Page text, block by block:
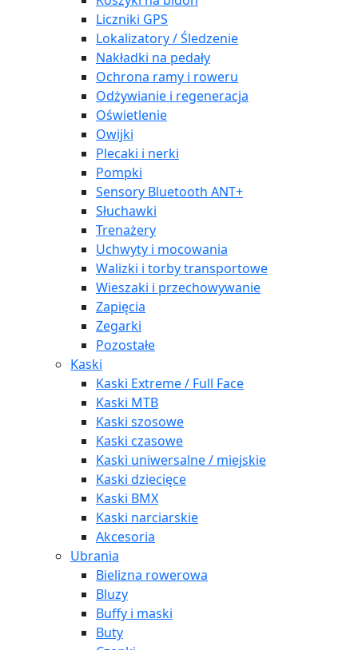
Liczniki GPS
Lokalizatory / Śledzenie
Nakładki na pedały
Ochrona ramy i roweru
Odżywianie i regeneracja
Oświetlenie
Owijki
Plecaki i nerki
Pompki
Sensory Bluetooth ANT+
Słuchawki
Trenażery
Uchwyty i mocowania
Walizki i torby transportowe
Wieszaki i przechowywanie
Zapięcia
Zegarki
Pozostałe
Kaski
Kaski Extreme / Full Face
Kaski MTB
Kaski szosowe
Kaski czasowe
Kaski uniwersalne / miejskie
Kaski dziecięce
Kaski BMX
Kaski narciarskie
Akcesoria
Ubrania
Bielizna rowerowa
Bluzy
Buffy i maski
Buty